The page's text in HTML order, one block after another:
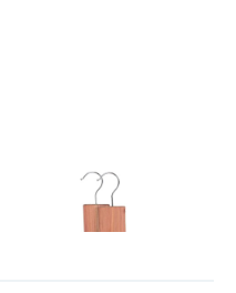
cedru pentru dulap
Compactor